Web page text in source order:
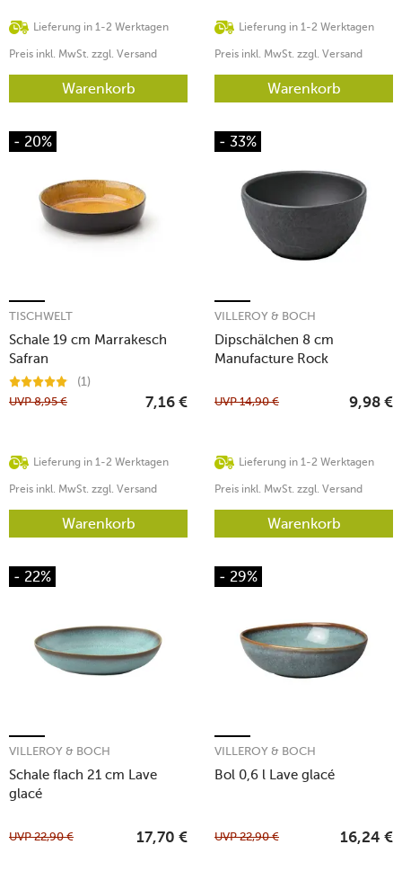
Lieferung in 1-2 Werktagen
Preis inkl. MwSt. zzgl. Versand
Warenkorb
Lieferung in 1-2 Werktagen
Preis inkl. MwSt. zzgl. Versand
Warenkorb
- 20%
Schale 19 cm Marrakesch
Safran
TISCHWELT
(1)
Lieferung in 1-2 Werktagen
UVP8,95 € 7,16 €
Preis inkl. MwSt. zzgl. Versand
Warenkorb
- 33%
Dipschälchen 8 cm
Manufacture Rock
VILLEROY & BOCH
Lieferung in 1-2 Werktagen
UVP14,90 € 9,98 €
Preis inkl. MwSt. zzgl. Versand
Warenkorb
- 22%
Schale flach 21 cm Lave
glacé
VILLEROY & BOCH
UVP22,90 € 17,70 €
- 29%
Bol 0,6 l Lave glacé
VILLEROY & BOCH
UVP22,90 € 16,24 €